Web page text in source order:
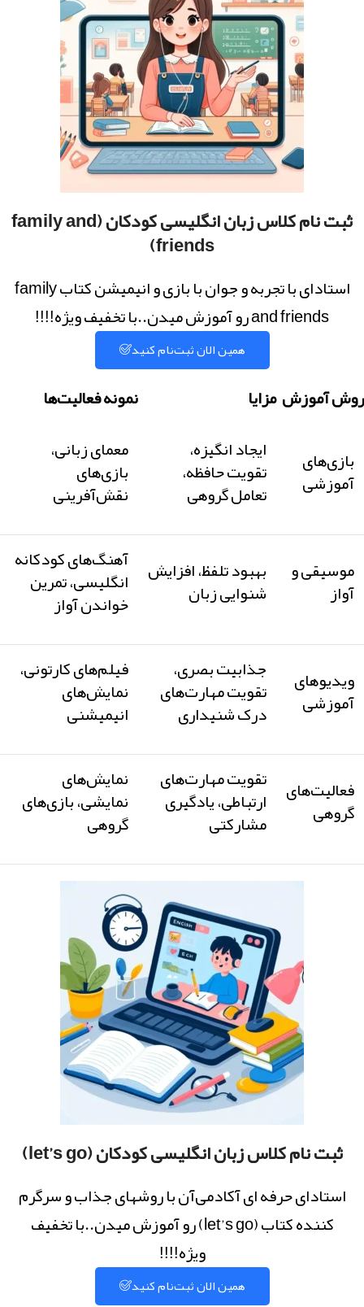
ثبت نام کلاس زبان انگلیسی کودکان (family and
friends)
استادای با تجربه و جوان با بازی و انیمیشن کتاب family
and friends رو آموزش میدن..با تخفیف ویژه!!!!
همین الان ثبت‌نام کنید
روش آموزش مزایا
نمونه فعالیت‌ها
بازی‌های
آموزشی
ایجاد انگیزه،
تقویت حافظه،
تعامل گروهی
معمای زبانی،
بازی‌های
نقش‌آفرینی
موسیقی و
آواز
بهبود تلفظ، افزایش
شنوایی زبان
آهنگ‌های کودکانه
انگلیسی، تمرین
خواندن آواز
ویدیوهای
آموزشی
جذابیت بصری،
تقویت مهارت‌های
درک شنیداری
فیلم‌های کارتونی،
نمایش‌های
انیمیشنی
فعالیت‌های
گروهی
تقویت مهارت‌های
ارتباطی، یادگیری
مشارکتی
نمایش‌های
نمایشی، بازی‌های
گروهی
ثبت نام کلاس زبان انگلیسی کودکان (let’s go)
استادای حرفه ای آکادمی‌آن با روشهای جذاب و سرگرم
کننده کتاب (let’s go) رو آموزش میدن..با تخفیف
ویژه!!!!
همین الان ثبت‌نام کنید